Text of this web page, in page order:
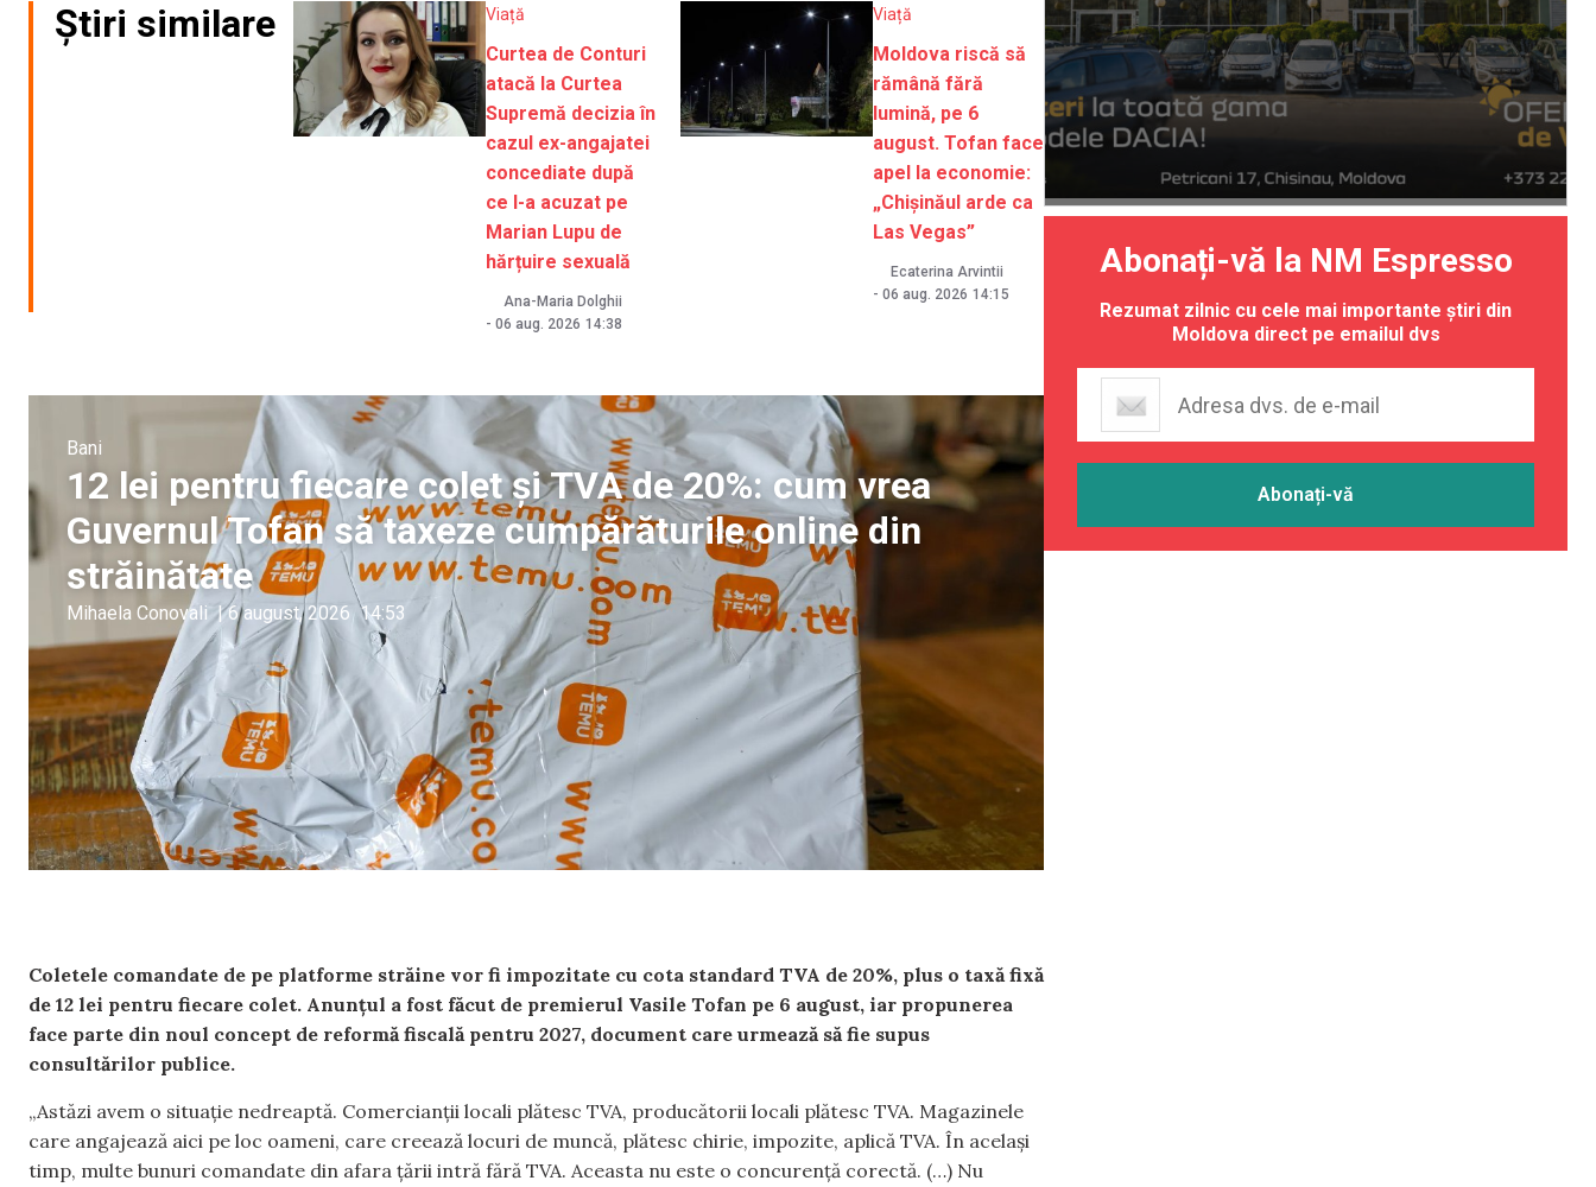
Știri similare Viață
Curtea de Conturi
atacă la Curtea
Supremă decizia în
cazul ex-angajatei
concediate după
ce l-a acuzat pe
Marian Lupu de
hărțuire sexuală
Ana-Maria Dolghii
- 06 aug. 2026 14:38
Viață
Moldova riscă să
rămână fără
lumină, pe 6
august. Tofan face
apel la economie:
„Chișinăul arde ca
Las Vegas”
Ecaterina Arvintii
- 06 aug. 2026 14:15
Bani
12 lei pentru fiecare colet și TVA de 20%: cum vrea
Guvernul Tofan să taxeze cumpărăturile online din
străinătate
Mihaela Conovali | 6 august, 2026 14:53
Coletele comandate de pe platforme străine vor fi impozitate cu cota standard TVA de 20%, plus o taxă fixă
de 12 lei pentru fiecare colet. Anunțul a fost făcut de premierul Vasile Tofan pe 6 august, iar propunerea
face parte din noul concept de reformă fiscală pentru 2027, document care urmează să fie supus
consultărilor publice.
„Astăzi avem o situație nedreaptă. Comercianții locali plătesc TVA, producătorii locali plătesc TVA. Magazinele
care angajează aici pe loc oameni, care creează locuri de muncă, plătesc chirie, impozite, aplică TVA. În același
timp, multe bunuri comandate din afara țării intră fără TVA. Aceasta nu este o concurență corectă. (…) Nu
Abonați-vă la NM Espresso
Rezumat zilnic cu cele mai importante știri din
Moldova direct pe emailul dvs